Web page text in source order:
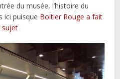
du musée, l’histoire du
ici puisque Boitier Rouge a fait
sujet